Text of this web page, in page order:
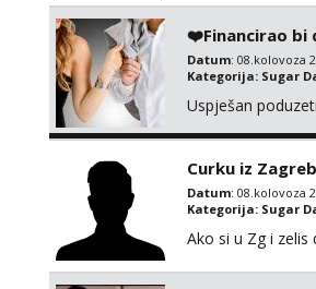
❤️Financirao bi
Datum: 08.kolovoza
Kategorija: Sugar
Uspješan
Curku iz
Datum: 08.kolovoza
Kategorija: Sugar
Ako si u Zg i zelis